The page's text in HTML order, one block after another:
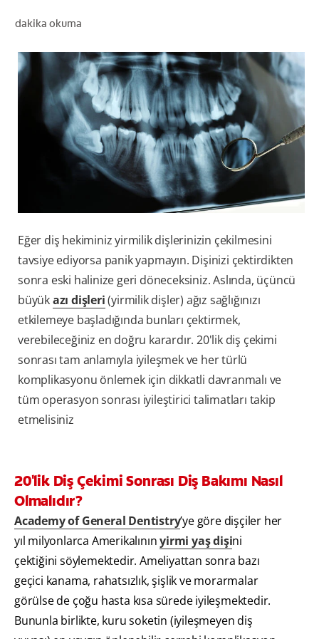
TR (TR)
KAYIT OL
dakika okuma
Eğer diş hekiminiz yirmilik dişlerinizin çekilmesini
tavsiye ediyorsa panik yapmayın. Dişinizi çektirdikten
sonra eski halinize geri döneceksiniz. Aslında, üçüncü
büyükazı dişleri(yirmilik dişler) ağız sağlığınızı
etkilemeye başladığında bunları çektirmek,
verebileceğiniz en doğru karardır. 20'lik diş çekimi
sonrası tam anlamıyla iyileşmek ve her türlü
komplikasyonu önlemek için dikkatli davranmalı ve
tüm operasyon sonrası iyileştirici talimatları takip
etmelisiniz
20'lik Diş Çekimi Sonrası Diş Bakımı Nasıl
Olmalıdır?
Academy of General Dentistry’ye göre dişçiler her
yıl milyonlarca Amerikalınınyirmi yaş dişini
çektiğini söylemektedir. Ameliyattan sonra bazı
geçici kanama, rahatsızlık, şişlik ve morarmalar
görülse de çoğu hasta kısa sürede iyileşmektedir.
Bununla birlikte, kuru soketin (iyileşmeyen diş